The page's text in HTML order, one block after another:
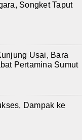
Songket Taput
Usai, Bara
Pertamina Sumut
Dampak ke